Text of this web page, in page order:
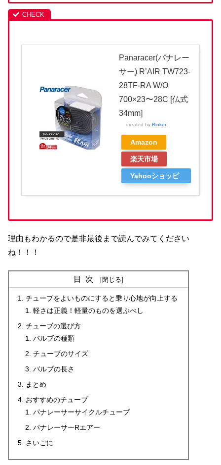
Panaracer(パナレー
サー) R’AIR TW723-
28TF-RA W/O
700×23〜28C [仏式
34mm]
created by Rinker
Amazon
楽天市場
Yahooショッピ
理由もわかるので是非最後まで読んでみてください
ね！！！
目次
チューブをよいものにすると乗り心地が向上する
軽さは正義！軽量のものを選ぶべし
チューブの選び方
バルブの種類
チューブのサイズ
バルブの長さ
まとめ
おすすめのチューブ
パナレーサーサイクルチューブ
パナレーサーRエアー
さいごに